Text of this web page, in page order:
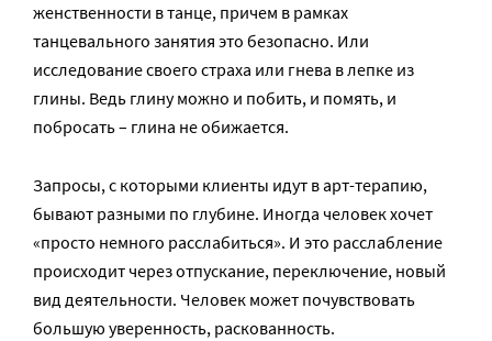
женственности в танце, причем в рамках
танцевального занятия это безопасно. Или
исследование своего страха или гнева в лепке из
глины. Ведь глину можно и побить, и помять, и
побросать – глина не обижается.
Запросы, с которыми клиенты идут в арт-терапию,
бывают разными по глубине. Иногда человек хочет
«просто немного расслабиться». И это расслабление
происходит через отпускание, переключение, новый
вид деятельности. Человек может почувствовать
большую уверенность, раскованность.